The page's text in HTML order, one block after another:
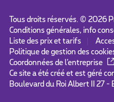
Tous droits réservés. © 2026
Conditions générales, info
Liste des prix et tarifs
Politique de gestion des
Coordonnées de l’entreprise
Ce site a été créé et est géré
Boulevard du Roi Albert II 27